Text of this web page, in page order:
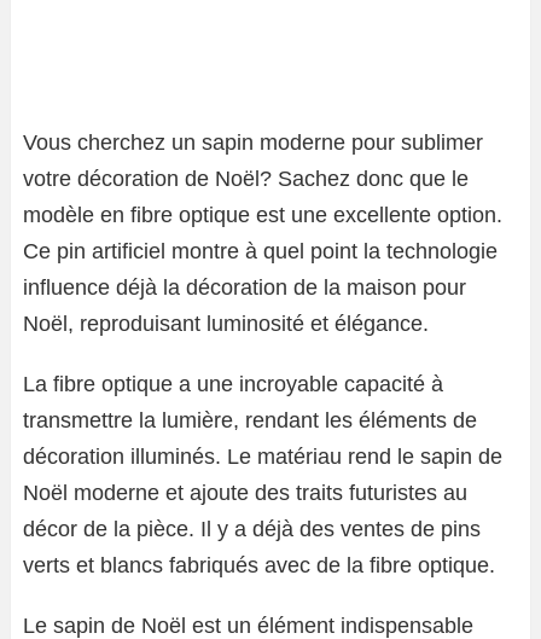
Vous cherchez un sapin moderne pour sublimer
votre décoration de Noël? Sachez donc que le
modèle en fibre optique est une excellente option.
Ce pin artificiel montre à quel point la technologie
influence déjà la décoration de la maison pour
Noël, reproduisant luminosité et élégance.
La fibre optique a une incroyable capacité à
transmettre la lumière, rendant les éléments de
décoration illuminés. Le matériau rend le sapin de
Noël moderne et ajoute des traits futuristes au
décor de la pièce. Il y a déjà des ventes de pins
verts et blancs fabriqués avec de la fibre optique.
Le sapin de Noël est un élément indispensable